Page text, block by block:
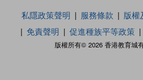
版權所有© 2026 香港教育城
私隱政策聲明 服務條款
版權
免責聲明
促進種族平等政策